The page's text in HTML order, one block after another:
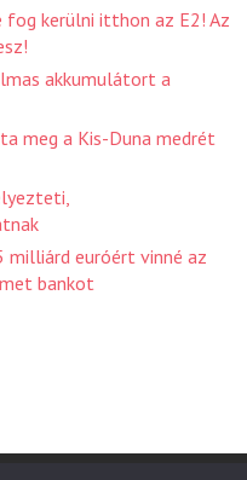
fog kerülni itthon az E2! Az
akkumulátort a
meg a Kis-Duna medrét
milliárd euróért vinné az
bankot